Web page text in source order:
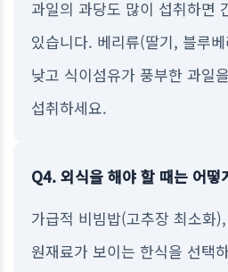
과일의 과당도 많이 섭취하면
있습니다. 베리류(딸기, 블루
낮고 식이섬유가 풍부한 과일
섭취하세요.
Q4. 외식을 해야 할 때는 어떻
가급적 비빔밥(고추장 최소화
원재료가 보이는 한식을 선택